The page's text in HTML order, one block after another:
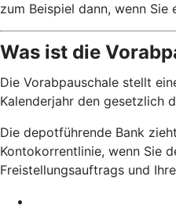
zum Beispiel dann, wenn
Was ist die
Die Vorabpauschale stellt
Kalenderjahr den gesetzlich
Die depotführende Bank
Kontokorrentlinie, wenn Sie
Freistellungsauftrags und